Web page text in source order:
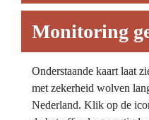
Monitoring
Onderstaande kaart laat
met zekerheid wolven
Nederland. Klik op de